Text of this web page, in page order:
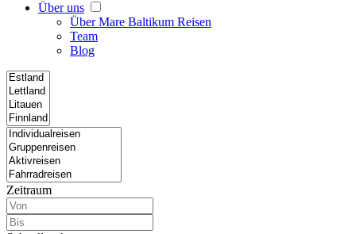
Über uns
Über Mare Baltikum Reisen
Team
Blog
Zeitraum